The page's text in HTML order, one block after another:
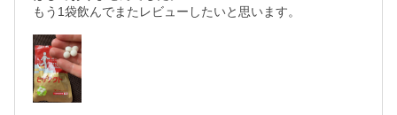
もう1袋飲んでまたレビューしたいと思います。